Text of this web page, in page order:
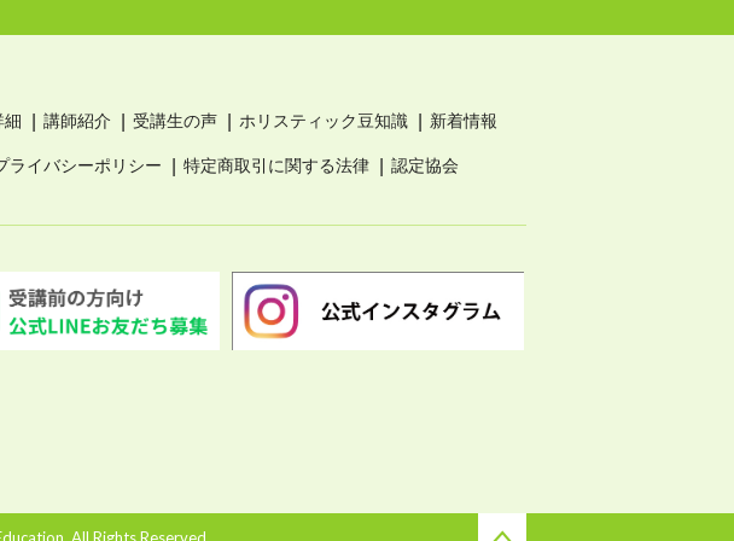
細 講師紹介 受講生の声 ホリスティック豆知識 新着情報
ライバシーポリシー 特定商取引に関する法律 認定協会